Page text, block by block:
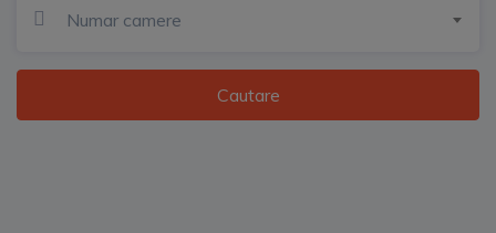
Numar camere
Cautare